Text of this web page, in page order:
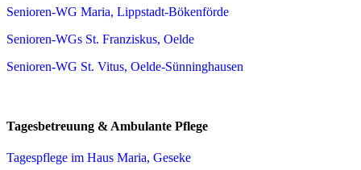
Senioren-WG Maria, Lippstadt-Bökenförde
Senioren-WGs St. Franziskus, Oelde
Senioren-WG St. Vitus, Oelde-Sünninghausen
Tagesbetreuung & Ambulante Pflege
Tagespflege im Haus Maria, Geseke